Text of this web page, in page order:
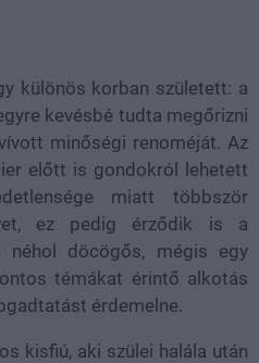
különös korban született: a
kevésbé tudta megőrizni
minőségi renoméját. Az
előtt is gondokról lehetett
miatt többször
ez pedig érződik is a
néhol döcögős, mégis egy
témákat érintő alkotás
érdemelne.
kisfiú, aki szülei halála után